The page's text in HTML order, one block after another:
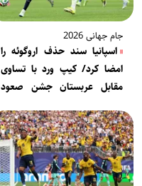
جام جهانی 2026
اسپانیا سند حذف اروگوئه را
امضا کرد/ کیپ ورد با تساوی
مقابل عربستان جشن صعود